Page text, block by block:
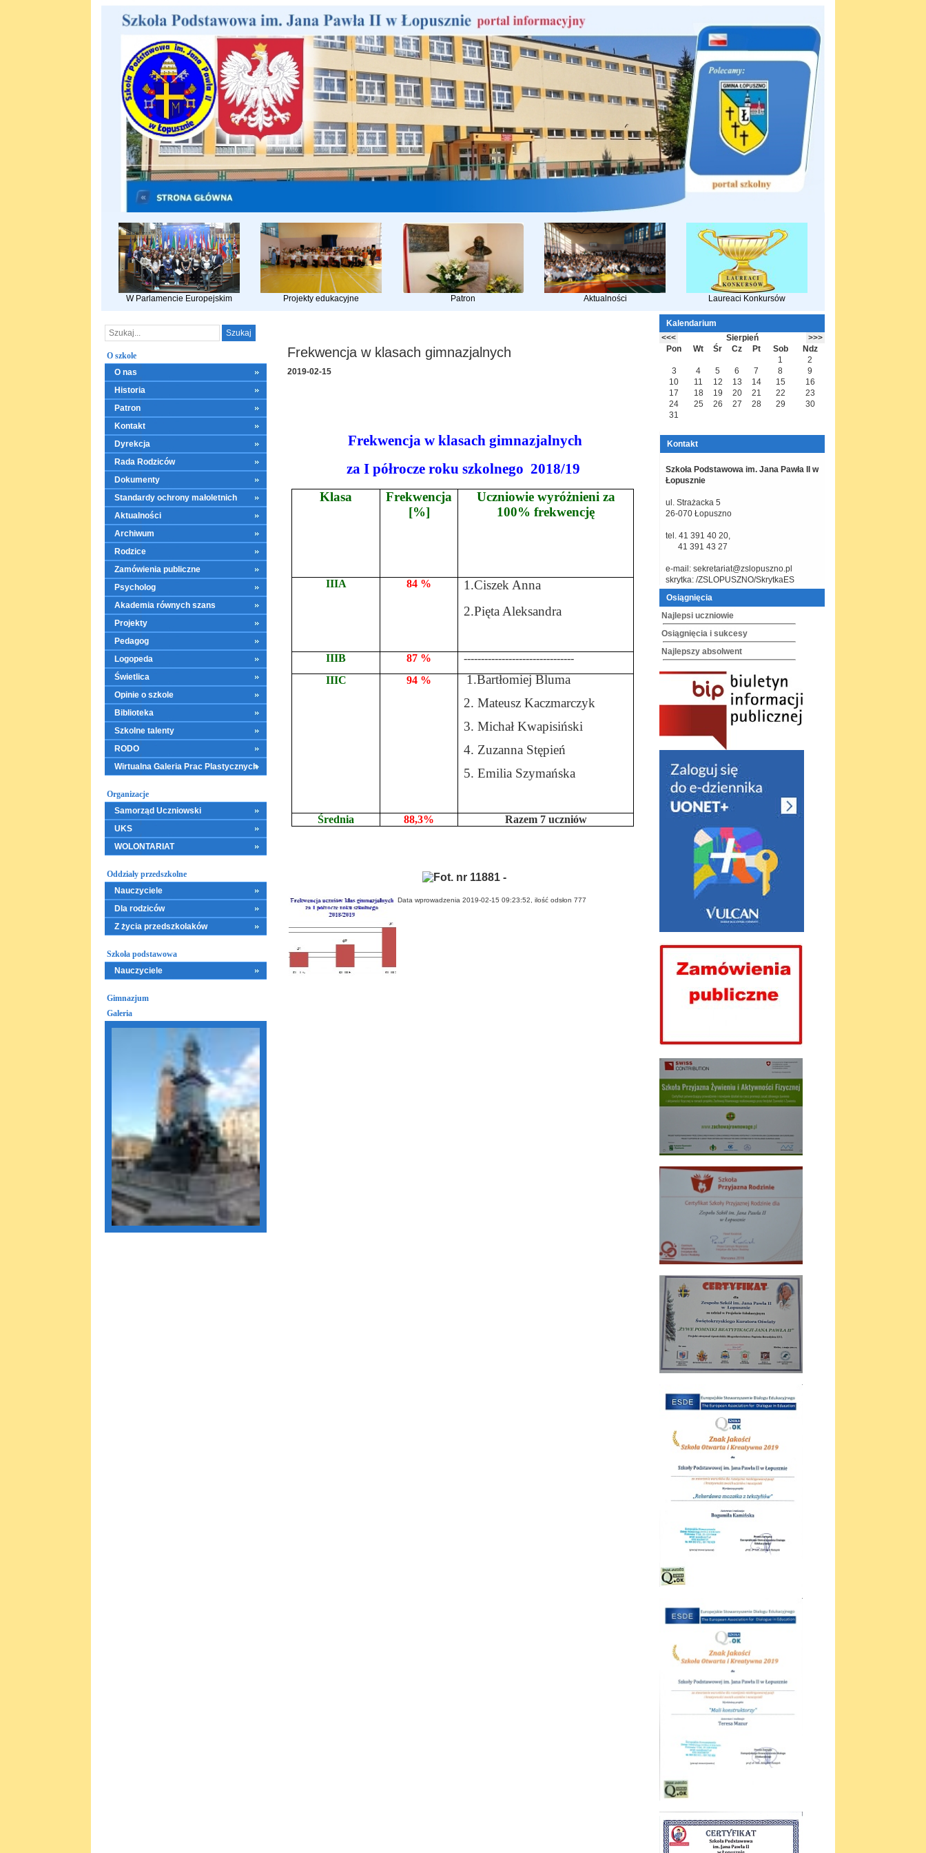
W Parlamencie Europejskim Projekty edukacyjne Patron Aktualności Laureaci Konkursów
O szkole
O nas
Historia
Patron
Kontakt
Dyrekcja
Rada Rodziców
Dokumenty
Standardy ochrony małoletnich
Aktualności
Archiwum
Rodzice
Zamówienia publiczne
Psycholog
Akademia równych szans
Projekty
Pedagog
Logopeda
Świetlica
Opinie o szkole
Biblioteka
Szkolne talenty
RODO
Wirtualna Galeria Prac Plastycznych
Organizacje
Samorząd Uczniowski
UKS
WOLONTARIAT
Oddziały przedszkolne
Nauczyciele
Dla rodziców
Z życia przedszkolaków
Szkoła podstawowa
Nauczyciele
Gimnazjum
Galeria
Frekwencja w klasach gimnazjalnych
2019-02-15
Frekwencja w klasach gimnazjalnych
za I półrocze roku szkolnego 2018/19
Klasa
Frekwencja
[%]
Uczniowie wyróżnieni za
100% frekwencję
IIIA 84 %
1.Ciszek Anna
2.Pięta Aleksandra
IIIB 87 %
--------------------------------
IIIC
94 %
1.Bartłomiej Bluma
2. Mateusz Kaczmarczyk
3. Michał Kwapisiński
4. Zuzanna Stępień
5. Emilia Szymańska
Średnia 88,3% Razem 7 uczniów
Data wprowadzenia 2019-02-15 09:23:52, ilość odsłon 777
Kalendarium
Sierpień
Pon
Wt Śr Cz Pt Sob
Ndz
1
2
3
4 5 6 7 8
9
10
11 12 13 14 15
16
17
18 19 20 21 22
23
24
25 26 27 28 29
30
31
Kontakt
Szkoła Podstawowa im. Jana Pawła II
w
Łopusznie
ul. Strażacka 5
26-070 Łopuszno
tel. 41 391 40 20,
41 391 43 27
e-mail: sekretariat@zslopuszno.pl
skrytka: /ZSLOPUSZNO/SkrytkaES
Osiągnięcia
Najlepsi uczniowie
Osiągnięcia i sukcesy
Najlepszy absolwent